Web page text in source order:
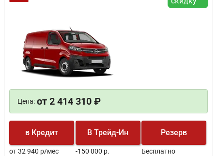
Цена: от 2 414 310 ₽
в Кредит
от 32 940 р/мес
В Трейд-Ин
-150 000 р.
Резерв
Бесплатно